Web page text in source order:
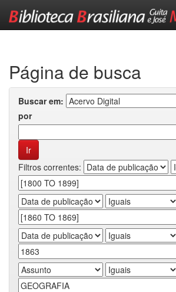
Página de busca
Buscar em:
por
Filtros correntes: